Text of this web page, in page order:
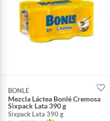
BONLE
Mezcla Láctea Bonlé Cremosa
Sixpack Lata 390 g
Sixpack Lata 390 g